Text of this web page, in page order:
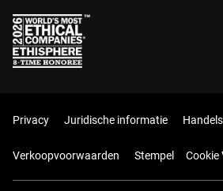
Privacy Juridische informatie
Verkoopvoorwaarden Stempel Cookie